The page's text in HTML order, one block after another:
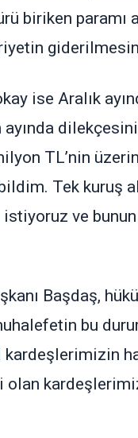
biriken paramı
ise Aralık
TL’nin
Tek kuruş
istiyoruz ve
Başdaş,
bu
olan